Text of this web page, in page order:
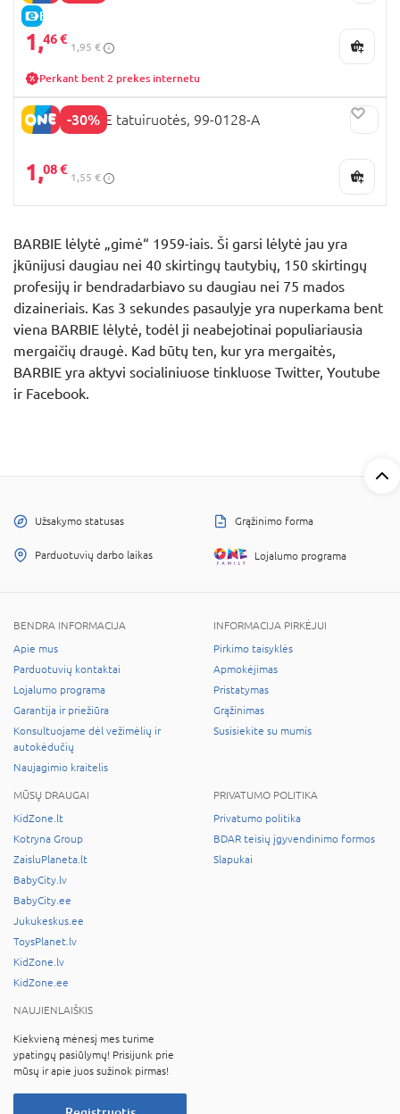
E-KAINA
1,46 €
1,95 €
Perkant bent 2 prekes internetu
-30%
BARBIE CORE tatuiruotės, 99-0128-A
1,08 €
1,55 €
BARBIE lėlytė „gimė“ 1959-iais. Ši garsi lėlytė jau yra
įkūnijusi daugiau nei 40 skirtingų tautybių, 150 skirtingų
profesijų ir bendradarbiavo su daugiau nei 75 mados
dizaineriais. Kas 3 sekundes pasaulyje yra nuperkama bent
viena BARBIE lėlytė, todėl ji neabejotinai populiariausia
mergaičių draugė. Kad būtų ten, kur yra mergaitės,
BARBIE yra aktyvi socialiniuose tinkluose Twitter, Youtube
ir Facebook.
Užsakymo statusas Grąžinimo forma
Parduotuvių darbo laikas Lojalumo programa
BENDRA INFORMACIJA
Apie mus
Parduotuvių kontaktai
Lojalumo programa
Garantija ir priežiūra
Konsultuojame dėl vežimėlių ir
autokėdučių
Naujagimio kraitelis
INFORMACIJA PIRKĖJUI
Pirkimo taisyklės
Apmokėjimas
Pristatymas
Grąžinimas
Susisiekite su mumis
MŪSŲ DRAUGAI
KidZone.lt
Kotryna Group
ZaisluPlaneta.lt
BabyCity.lv
BabyCity.ee
Jukukeskus.ee
ToysPlanet.lv
KidZone.lv
KidZone.ee
PRIVATUMO POLITIKA
Privatumo politika
BDAR teisių įgyvendinimo formos
Slapukai
NAUJIENLAIŠKIS
Kiekvieną mėnesį mes turime
ypatingų pasiūlymų! Prisijunk prie
mūsų ir apie juos sužinok pirmas!